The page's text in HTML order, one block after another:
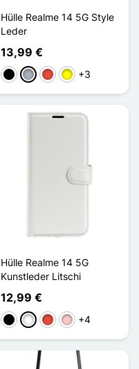
Hülle Realme 14 5G Style
Leder
13,99 €
Schwarz
GrauRot Gelb+3
Hülle Realme 14 5G
Kunstleder Litschi
12,99 €
Schwarz
WeißRot Pink+4